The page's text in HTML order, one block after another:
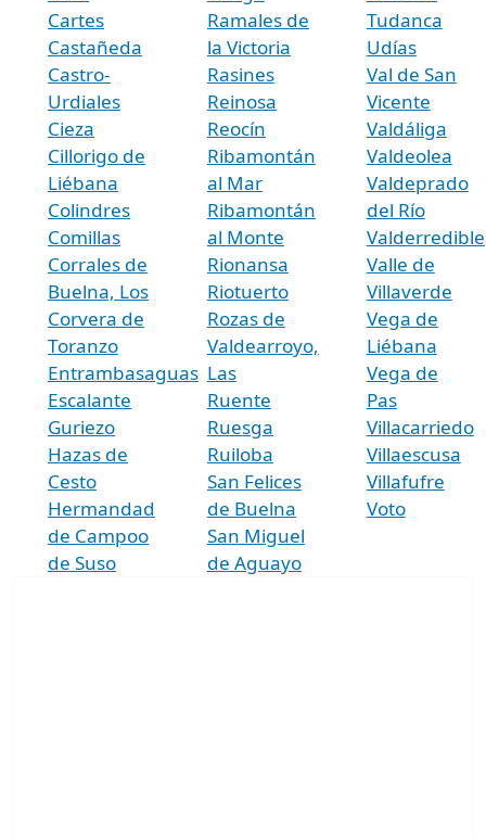
Cartes
Castañeda
Castro-
Urdiales
Cieza
Cillorigo de
Liébana
Colindres
Comillas
Corrales de
Buelna, Los
Corvera de
Toranzo
Entrambasaguas
Escalante
Guriezo
Hazas de
Cesto
Hermandad
de Campoo
de Suso
Ramales de
la Victoria
Rasines
Reinosa
Reocín
Ribamontán
al Mar
Ribamontán
al Monte
Rionansa
Riotuerto
Rozas de
Valdearroyo,
Las
Ruente
Ruesga
Ruiloba
San Felices
de Buelna
San Miguel
de Aguayo
Tudanca
Udías
Val de San
Vicente
Valdáliga
Valdeolea
Valdeprado
del Río
Valderredible
Valle de
Villaverde
Vega de
Liébana
Vega de
Pas
Villacarriedo
Villaescusa
Villafufre
Voto